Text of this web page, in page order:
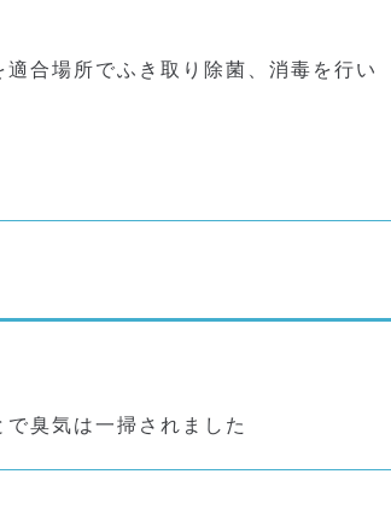
適合場所でふき取り除菌、消毒を行
臭気は一掃されました